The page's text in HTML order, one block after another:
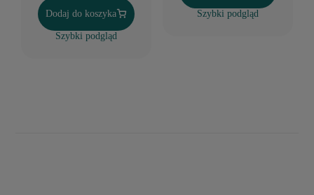
Dodaj do koszyka
Szybki podgląd
Szybki podgląd